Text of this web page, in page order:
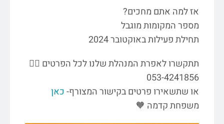
אז למה אתם מחכים?
מספר המקומות מוגבל
תחילת פעילות באוקטובר 2024
תתקשרו לאפרת המנהלת שלנו לכל הפרטים 👇🏼
053-4241856
או שתשאירו פרטים בקישור המצורף-כאן
משפחת קדמה 🧡